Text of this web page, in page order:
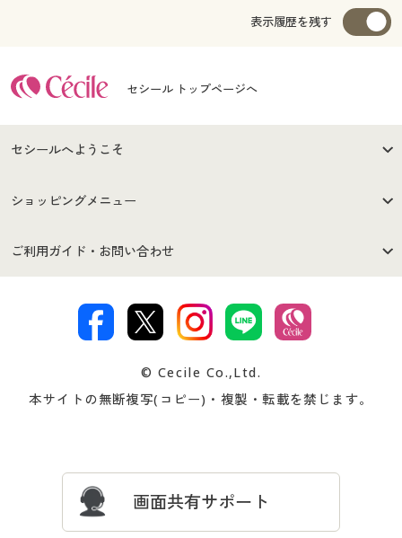
表示履歴を残す
セシール トップページへ
セシールへようこそ
はじめての方へ
セシールご利用規約
著作権・商標について 会社案内
ショッピングメニュー
商品カテゴリ
プレゼント＆キャンペーン サイトマップ
ご利用ガイド・お問い合わせ
交換・返品は お支払は
ついて
忘れの場合
© Cecile Co.,Ltd.
本サイトの無断複写(コピー)・複製・転載を禁じます。
画面共有サポート